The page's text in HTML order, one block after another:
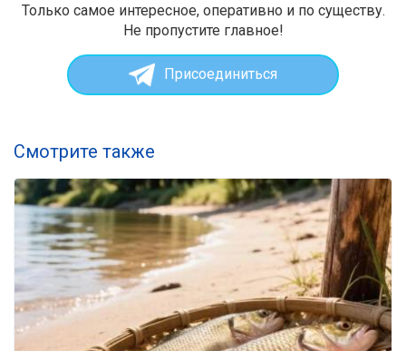
Только самое интересное, оперативно и по существу.
Не пропустите главное!
Присоединиться
Смотрите также